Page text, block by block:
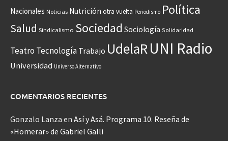
Nacionales Noticias Nutrición otra vuelta Periodismo Política
Salud Sindicalismo Sociedad Sociología Solidaridad
Teatro Tecnología Trabajo UdelaRUNI Radio
Universidad Universo Alternativo
COMENTARIOS RECIENTES
Gonzalo Lanza en Así y Asá. Programa 10. Reseña de
«Homerar» de Gabriel Galli